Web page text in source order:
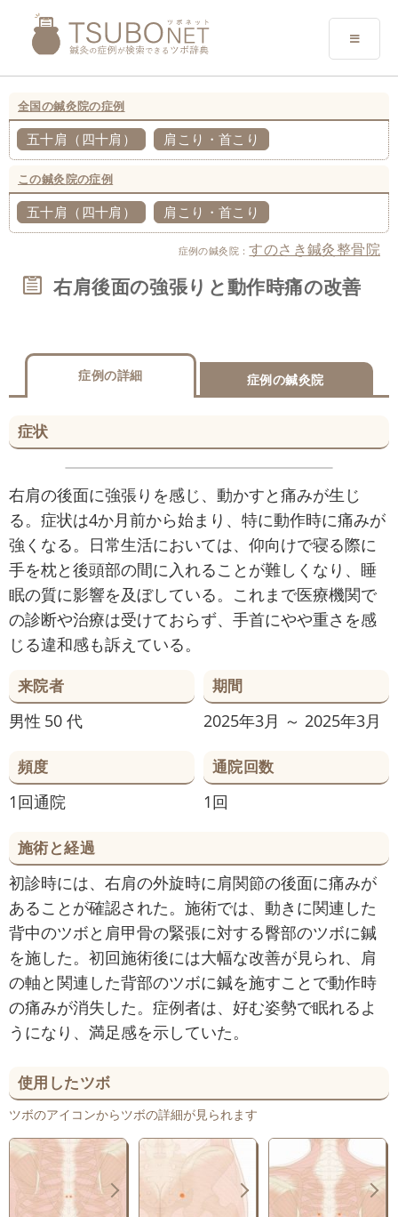
全国の鍼灸院の症例
五十肩（四十肩） 肩こり・首こり
この鍼灸院の症例
五十肩（四十肩） 肩こり・首こり
症例の鍼灸院：すのさき鍼灸整骨院
右肩後面の強張りと動作時痛の改善
症例の詳細 症例の鍼灸院
症状
右肩の後面に強張りを感じ、動かすと痛みが生じ
る。症状は4か月前から始まり、特に動作時に痛みが
強くなる。日常生活においては、仰向けで寝る際に
手を枕と後頭部の間に入れることが難しくなり、睡
眠の質に影響を及ぼしている。これまで医療機関で
の診断や治療は受けておらず、手首にやや重さを感
じる違和感も訴えている。
来院者
男性 50 代
期間
2025年3月 ～ 2025年3月
頻度
1回通院
通院回数
1回
施術と経過
初診時には、右肩の外旋時に肩関節の後面に痛みが
あることが確認された。施術では、動きに関連した
背中のツボと肩甲骨の緊張に対する臀部のツボに鍼
を施した。初回施術後には大幅な改善が見られ、肩
の軸と関連した背部のツボに鍼を施すことで動作時
の痛みが消失した。症例者は、好む姿勢で眠れるよ
うになり、満足感を示していた。
使用したツボ
ツボのアイコンからツボの詳細が見られます